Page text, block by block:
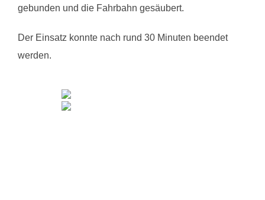
gebunden und die Fahrbahn gesäubert.
Der Einsatz konnte nach rund 30 Minuten beendet
werden.